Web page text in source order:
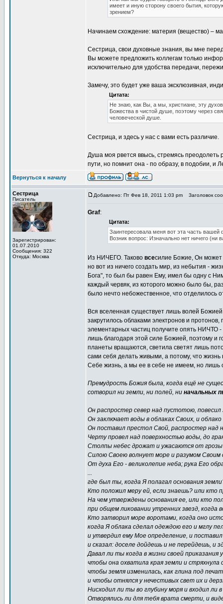
имеет и иную сторону своего бытия,
зрением?
Начинаем схождение: материя (вещество) –
Сестрица, свои духовные знания, вы мне
Вы можете предложить коллегам только
исключительно для удобства передачи,
Замечу, это будет уже ваша эксклюзивная,
Цитата:
Не знаю, как Вы, а мы, христиане, эту
Божества в чистой душе, поэтому через
человеческой душе.
Сестрица, и здесь у нас с вами есть различие.
Душа моя рвется ввысь, стремясь преодолеть
пути, но помнит она - по образу, в подобии, и
Вернуться к началу
Сестрица
Писатель
Зарегистрирован:
01.07.2010
Сообщения: 322
Откуда: Москва
Добавлено: Пт Фев 18, 2011 1:03 pm Заголовок
Graf:
Цитата:
Заинтересовала меня вот эта часть
Возник вопрос: Изначально нет ничего (ни
Из НИЧЕГО. Таково всесилие Божие, Он может
но вот из ничего создать мир, из небытия -
Бога", то был бы равен Ему, имел бы одну с
каждый червяк, из которого можно было бы,
было нечто небожественное, что отделилось
Вся вселенная существует лишь волей
закрутилось облаками электронов и
элементарных частиц получите опять НИЧТО -
лишь благодаря этой силе Божией, поэтому и
планеты вращаются, светила светят лишь
сами себя делать живыми, а потому, что
Себе жизнь, а мы ее в себе не имеем, но лишь
Премудрость Божия была, когда ещё не
сотворил ни земли, ни полей, ни начальных
Он распростер север над пустотою, повесил
Он заключает воды в облаках Своих, и
Он поставил престол Свой, распростер над
Черту провел над поверхностью воды, до
Столпы небес дрожат и ужасаются от грозы
Силою Своею волнует море и разумом Своим
От духа Его - великолепие неба; рука Его
...
где был ты, когда Я полагал основания
Кто положил меру ей, если знаешь? или кто
На чем утверждены основания ее, или кто
при общем ликовании утренних звезд,
Кто затворил море воротами, когда оно
когда Я облака сделал одеждою его и мглу
и утвердил ему Мое определение, и
и сказал: доселе дойдешь и не перейдешь, и
Давал ли ты когда в жизни своей приказания
чтобы она охватила края земли и стряхнула
чтобы земля изменилась, как глина под
и чтобы отнялся у нечестивых свет их и
Нисходил ли ты во глубину моря и входил ли
Отворялись ли для тебя врата смерти, и